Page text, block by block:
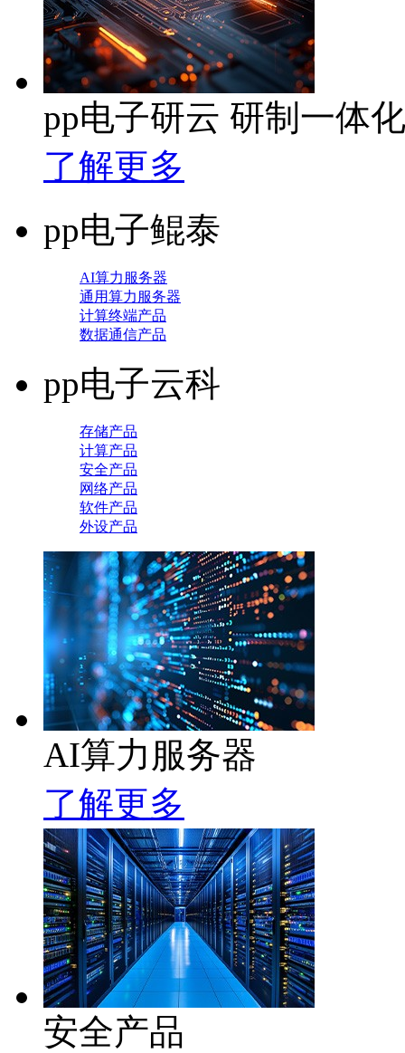
pp电子研云 研制一体
了解更多
pp电子鲲泰
AI算力服务器
通用算力服务器
计算终端产品
数据通信产品
pp电子云科
存储产品
计算产品
安全产品
网络产品
软件产品
外设产品
AI算力服务器
了解更多
安全产品